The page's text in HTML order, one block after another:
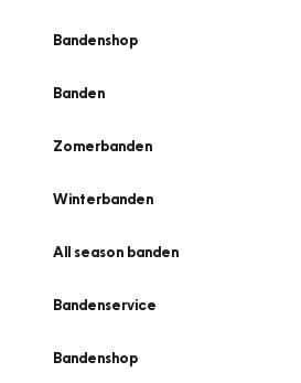
Bandenshop
Banden
Zomerbanden
Winterbanden
All season banden
Bandenservice
Bandenshop